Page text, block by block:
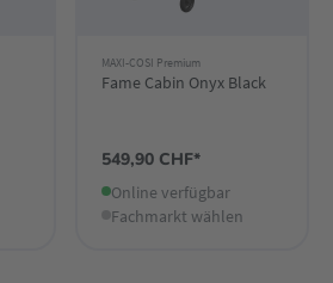
MAXI-COSI Premium
Fame Cabin Onyx Black
549,90 CHF*
Online verfügbar
Fachmarkt wählen